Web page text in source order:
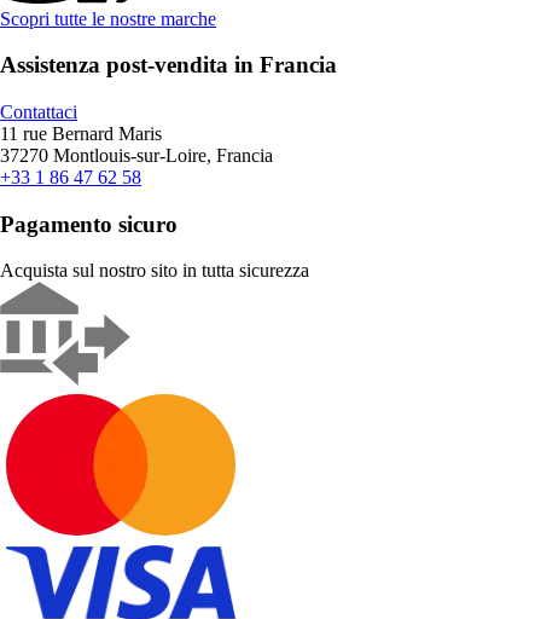
Scopri tutte le nostre marche
Assistenza post-vendita in Francia
Contattaci
11 rue Bernard Maris
37270 Montlouis-sur-Loire, Francia
+33 1 86 47 62 58
Pagamento sicuro
Acquista sul nostro sito in tutta sicurezza